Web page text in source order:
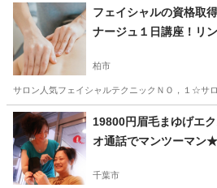
千葉 千葉市 エステ
フェイシャルの資格取
ナージュ１日講座！リ
クセーションアカデミ
柏市
サロン人気フェイシャルテクニックＮＯ，１☆サ
千葉 柏市
19800円眉毛まゆげエ
オ通話でマンツーマン
校）
千葉市